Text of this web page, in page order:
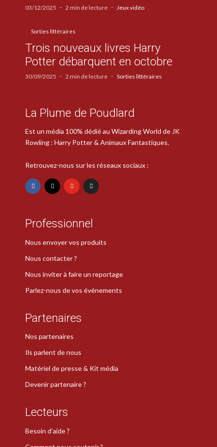
03/12/2025 2 min de lecture Jeux vidéo
Sorties littéraires
Trois nouveaux livres Harry
Potter débarquent en octobre
30/09/2025 2 min de lecture Sorties littéraires
La Plume de Poudlard
Est un média 100% dédié au Wizarding World de JK
Rowling : Harry Potter & Animaux Fantastiques.
Retrouvez-nous sur les réseaux sociaux :
Professionnel
Nous envoyer vos produits
Nous contacter ?
Nous inviter à faire un reportage
Parlez-nous de vos événements
Partenaires
Nos partenaires
Ils parlent de nous
Matériel de presse & Kit média
Devenir partenaire ?
Lecteurs
Besoin d’aide ?